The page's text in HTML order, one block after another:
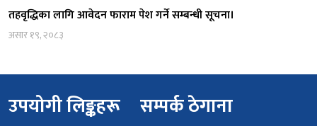
तहवृद्धिका लागि आवेदन फाराम पेश गर्ने सम्बन्धी सूचना।
असार १९, २०८३
उपयोगी लिङ्कहरू सम्पर्क ठेगाना